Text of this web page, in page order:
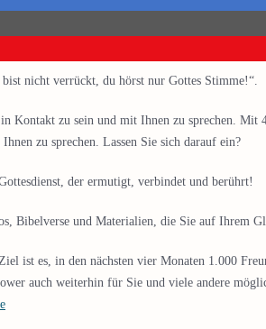
nicht verrückt, du hörst nur Gottes Stimme!“.
Kontakt zu sein und mit Ihnen zu sprechen.
zu sprechen. Lassen Sie sich darauf ein?
der ermutigt, verbindet und berührt!
Bibelverse und Materialien, die Sie auf Ihrem
ist es, in den nächsten vier Monaten 1.000
auch weiterhin für Sie und viele andere